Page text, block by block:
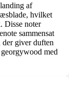
af
hvilket
Disse noter
sammensat
giver duften
med